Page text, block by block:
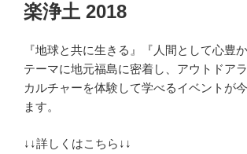
楽浄土 2018
『地球と共に生きる』『人間として心豊
テーマに地元福島に密着し、アウトドア
カルチャーを体験して学べるイベントが
ます。
↓↓詳しくはこちら↓↓